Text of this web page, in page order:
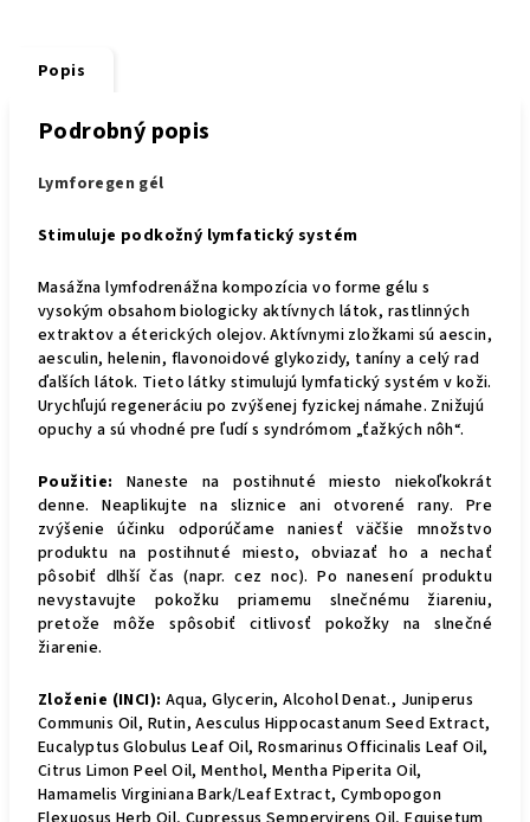
Popis
Podrobný popis
Lymforegen gél
Stimuluje podkožný lymfatický systém
Masážna lymfodrenážna kompozícia vo forme gélu s
vysokým obsahom biologicky aktívnych látok, rastlinných
extraktov a éterických olejov. Aktívnymi zložkami sú aescin,
aesculin, helenin, flavonoidové glykozidy, taníny a celý rad
ďalších látok. Tieto látky stimulujú lymfatický systém v koži.
Urychľujú regeneráciu po zvýšenej fyzickej námahe. Znižujú
opuchy a sú vhodné pre ľudí s syndrómom „ťažkých nôh“.
Použitie: Naneste na postihnuté miesto niekoľkokrát
denne. Neaplikujte na sliznice ani otvorené rany. Pre
zvýšenie účinku odporúčame naniesť väčšie množstvo
produktu na postihnuté miesto, obviazať ho a nechať
pôsobiť dlhší čas (napr. cez noc). Po nanesení produktu
nevystavujte pokožku priamemu slnečnému žiareniu,
pretože môže spôsobiť citlivosť pokožky na slnečné
žiarenie.
Zloženie (INCI): Aqua, Glycerin, Alcohol Denat., Juniperus
Communis Oil, Rutin, Aesculus Hippocastanum Seed Extract,
Eucalyptus Globulus Leaf Oil, Rosmarinus Officinalis Leaf Oil,
Citrus Limon Peel Oil, Menthol, Mentha Piperita Oil,
Hamamelis Virginiana Bark/Leaf Extract, Cymbopogon